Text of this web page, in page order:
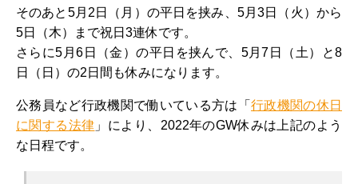
そのあと5月2日（月）の平日を挟み、5月3日（火）から
5日（木）まで祝日3連休です。
さらに5月6日（金）の平日を挟んで、5月7日（土）と8
日（日）の2日間も休みになります。
公務員など行政機関で働いている方は「 行政機関の休日
に関する法律 」により、2022年のGW休みは上記のよう
な日程です。